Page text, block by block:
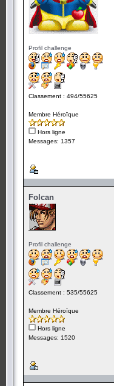
Profil challenge
Classement : 494/55625
Membre Héroïque
Hors ligne
Messages: 1357
Folcan
Profil challenge
Classement : 535/55625
Membre Héroïque
Hors ligne
Messages: 1520